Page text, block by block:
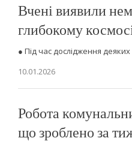
Вчені виявили
глибокому
● Під час дослідження
10.01.2026
Робота
що зроблено за